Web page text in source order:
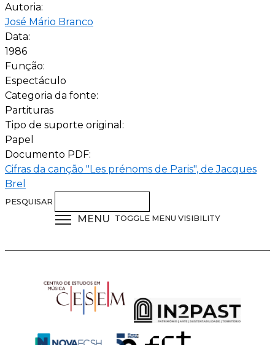
Autoria:
José Mário Branco
Data:
1986
Função:
Espectáculo
Categoria da fonte:
Partituras
Tipo de suporte original:
Papel
Documento PDF:
Cifras da canção "Les prénoms de Paris", de Jacques
Brel
PESQUISAR
MENU TOGGLE MENU VISIBILITY